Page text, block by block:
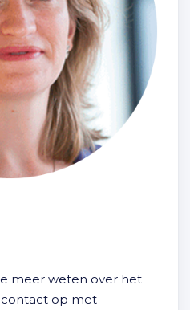
meer weten over het
op met